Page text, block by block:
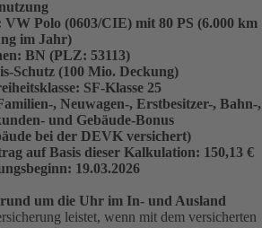
VW Polo (0603/CIE) mit 80 PS (6.000 km
im Jahr)
: BN (PLZ: 53113)
Schutz (100 Mio. Deckung)
: SF-Klasse 25
, Neuwagen-, Erstbesitzer-, Bahn-,
und Gebäude-Bonus
bei der DEVK versichert)
auf Basis dieser Kalkulation: 150,13 €
: 19.03.2026
rund um die Uhr im In- und Ausland
leistet, wenn mit dem versicherten